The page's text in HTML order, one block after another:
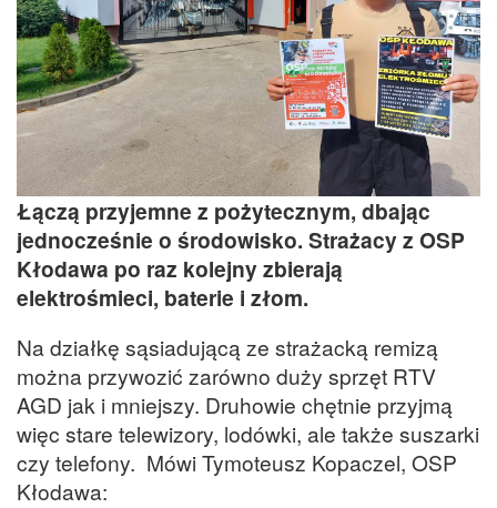
Łączą przyjemne z pożytecznym, dbając
jednocześnie o środowisko. Strażacy z OSP
Kłodawa po raz kolejny zbierają
elektrośmieci, baterie i złom.
Na działkę sąsiadującą ze strażacką remizą
można przywozić zarówno duży sprzęt RTV
AGD jak i mniejszy. Druhowie chętnie przyjmą
więc stare telewizory, lodówki, ale także suszarki
czy telefony. Mówi Tymoteusz Kopaczel, OSP
Kłodawa: